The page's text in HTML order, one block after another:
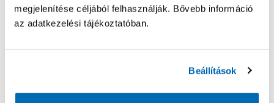
megjelenítése céljából felhasználják. Bővebb információ
az adatkezelési tájékoztatóban.
Beállítások